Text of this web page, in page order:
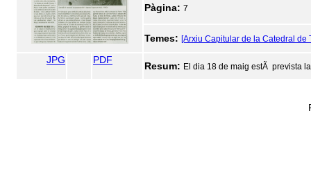
Pàgina: 7
Temes: [Arxiu Capitular de la Catedral de
JPG PDF
Resum: El dia 18 de maig estÃ prevista